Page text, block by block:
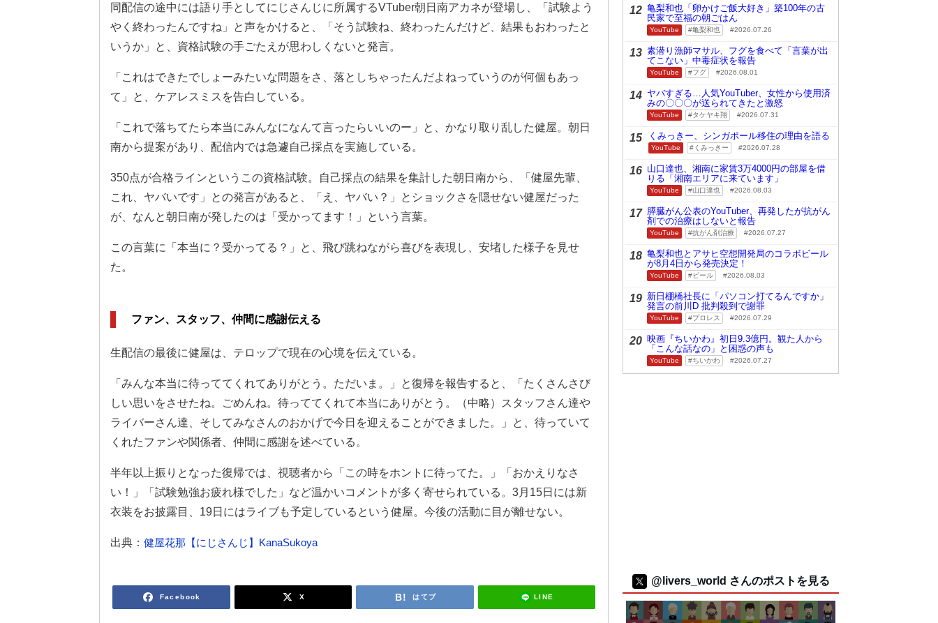
同配信の途中には語り手としてにじさんじに所属するVTuber朝日南アカネが登場し、「試験よう
やく終わったんですね」と声をかけると、「そう試験ね、終わったんだけど、結果もおわったと
いうか」と、資格試験の手ごたえが思わしくないと発言。
「これはできたでしょーみたいな問題をさ、落としちゃったんだよねっていうのが何個もあっ
て」と、ケアレスミスを告白している。
「これで落ちてたら本当にみんなになんて言ったらいいのー」と、かなり取り乱した健屋。朝日
南から提案があり、配信内では急遽自己採点を実施している。
350点が合格ラインというこの資格試験。自己採点の結果を集計した朝日南から、「健屋先輩、
これ、ヤバいです」との発言があると、「え、ヤバい？」とショックさを隠せない健屋だった
が、なんと朝日南が発したのは「受かってます！」という言葉。
この言葉に「本当に？受かってる？」と、飛び跳ねながら喜びを表現し、安堵した様子を見せ
た。
ファン、スタッフ、仲間に感謝伝える
生配信の最後に健屋は、テロップで現在の心境を伝えている。
「みんな本当に待っててくれてありがとう。ただいま。」と復帰を報告すると、「たくさんさび
しい思いをさせたね。ごめんね。待っててくれて本当にありがとう。（中略）スタッフさん達や
ライバーさん達、そしてみなさんのおかげで今日を迎えることができました。」と、待っていて
くれたファンや関係者、仲間に感謝を述べている。
半年以上振りとなった復帰では、視聴者から「この時をホントに待ってた。」「おかえりなさ
い！」「試験勉強お疲れ様でした」など温かいコメントが多く寄せられている。3月15日には新
衣装をお披露目、19日にはライブも予定しているという健屋。今後の活動に目が離せない。
出典： 健屋花那【にじさんじ】KanaSukoya
Facebook X はてブ LINE
12 亀梨和也「卵かけご飯大好き」築100年の古
民家で至福の朝ごはん
YouTube 亀梨和也 2026.07.26
13 素潜り漁師マサル、フグを食べて「言葉が出
てこない」中毒症状を報告
YouTube フグ 2026.08.01
14 ヤバすぎる…人気YouTuber、女性から使用済
みの〇〇〇が送られてきたと激怒
YouTube タケヤキ翔 2026.07.31
15 くみっきー、シンガポール移住の理由を語る
YouTube くみっきー 2026.07.28
16 山口達也、湘南に家賃3万4000円の部屋を借
りる「湘南エリアに来ています」
YouTube 山口達也 2026.08.03
17 膵臓がん公表のYouTuber、再発したが抗がん
剤での治療はしないと報告
YouTube 抗がん剤治療 2026.07.27
18 亀梨和也とアサヒ空想開発局のコラボビール
が8月4日から発売決定！
YouTube ビール 2026.08.03
19 新日棚橋社長に「パソコン打てるんですか」
発言の前川D 批判殺到で謝罪
YouTube プロレス 2026.07.29
20 映画『ちいかわ』初日9.3億円。観た人から
「こんな話なの」と困惑の声も
YouTube ちいかわ 2026.07.27
@livers_world さんのポストを見る